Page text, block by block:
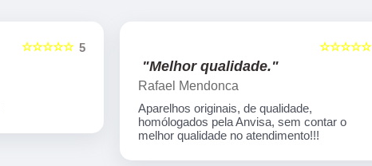
5
☆☆☆☆☆ ☆☆☆☆☆
"Melhor qualidade."
Rafael Mendonca
Aparelhos originais, de qualidade,
homólogados pela Anvisa, sem contar o
melhor qualidade no atendimento!!!